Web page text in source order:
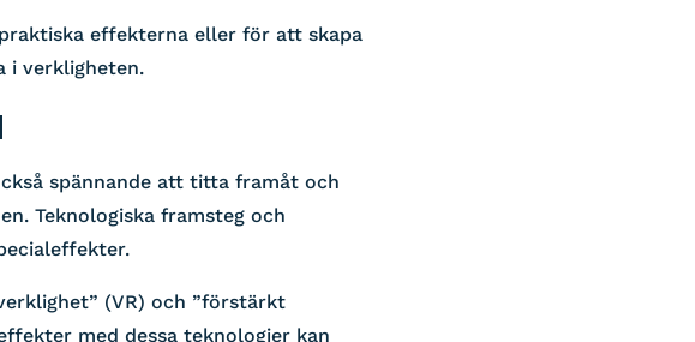
effekterna eller för att skapa
i verkligheten.
spännande att titta framåt och
Teknologiska framsteg och
(VR) och ”förstärkt
med dessa teknologier kan